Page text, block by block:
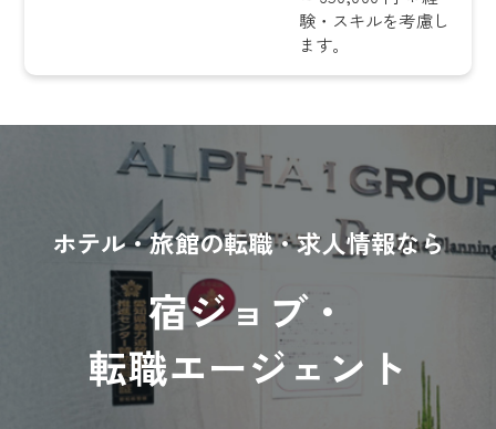
験・スキルを考慮し
ます。
ホテル・旅館の転職・求人情報なら
宿ジョブ・
転職エージェント